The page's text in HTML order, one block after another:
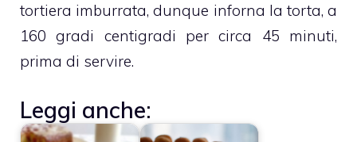
tortiera imburrata, dunque inforna la torta, a
160 gradi centigradi per circa 45 minuti,
prima di servire.
Leggi anche: